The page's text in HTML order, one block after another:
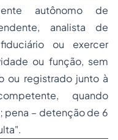
autônomo de
analista de
ou exercer
ou função, sem
ou registrado junto à
quando
pena – detenção de 6